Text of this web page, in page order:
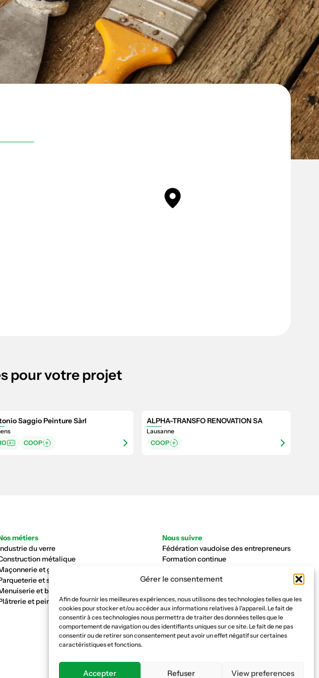
Gérer le consentement
Afin de fournir les meilleures expériences, nous utilisons des technologies telles que les
cookies pour stocker et/ou accéder aux informations relatives à l'appareil. Le fait de
consentir à ces technologies nous permettra de traiter des données telles que le
comportement de navigation ou des identifiants uniques sur ce site. Le fait de ne pas
consentir ou de retirer son consentement peut avoir un effet négatif sur certaines
caractéristiques et fonctions.
Accepter Refuser View preferences
pour votre projet
Saggio Peinture Sàrl
COOP
ALPHA-TRANSFO RENOVATION SA
Lausanne
COOP
métiers
du verre
métalique
et génie civil
et sols
et bois
et peinture
Nous suivre
Fédération vaudoise des entrepreneurs
Formation continue
Caisse AVS 66.1